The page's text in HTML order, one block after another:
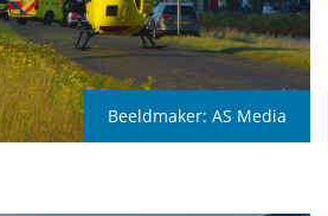
Beeldmaker: AS Media